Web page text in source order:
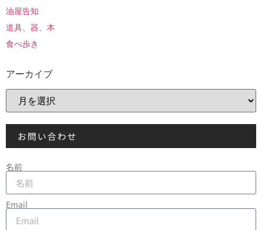
油屋告知
道具、器、本
食べ歩き
アーカイブ
お問い合わせ
名前
Email